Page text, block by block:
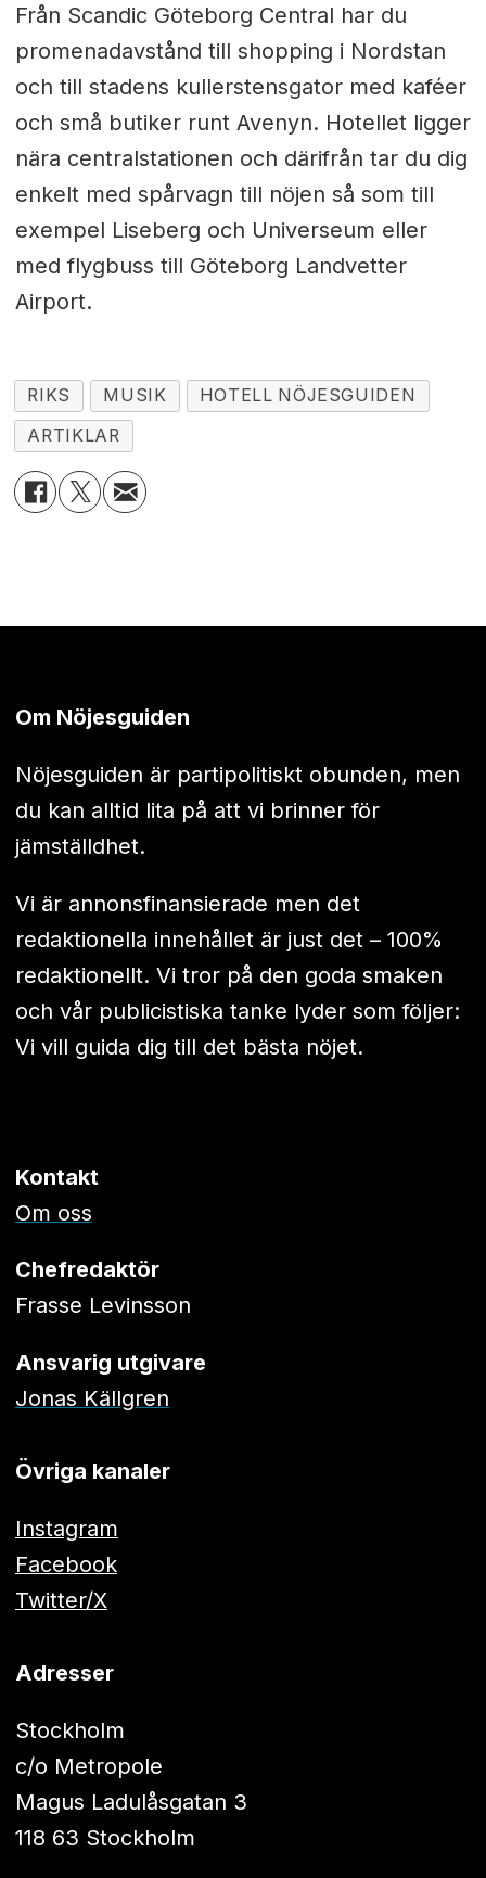
Från Scandic Göteborg Central har du
promenadavstånd till shopping i Nordstan
och till stadens kullerstensgator med kaféer
och små butiker runt Avenyn. Hotellet ligger
nära centralstationen och därifrån tar du dig
enkelt med spårvagn till nöjen så som till
exempel Liseberg och Universeum eller
med flygbuss till Göteborg Landvetter
Airport.
RIKS MUSIK
HOTELL NÖJESGUIDEN
ARTIKLAR
Om Nöjesguiden
Nöjesguiden är partipolitiskt obunden, men
du kan alltid lita på att vi brinner för
jämställdhet.
Vi är annonsfinansierade men det
redaktionella innehållet är just det – 100%
redaktionellt. Vi tror på den goda smaken
och vår publicistiska tanke lyder som följer:
Vi vill guida dig till det bästa nöjet.
Kontakt
Om oss
Chefredaktör
Frasse Levinsson
Ansvarig utgivare
Jonas Källgren
Övriga kanaler
Instagram
Facebook
Twitter/X
Adresser
Stockholm
c/o Metropole
Magus Ladulåsgatan 3
118 63 Stockholm